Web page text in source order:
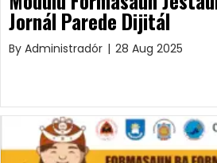
Jornál Parede Dijitál
By Administradór | 28 Aug 2025